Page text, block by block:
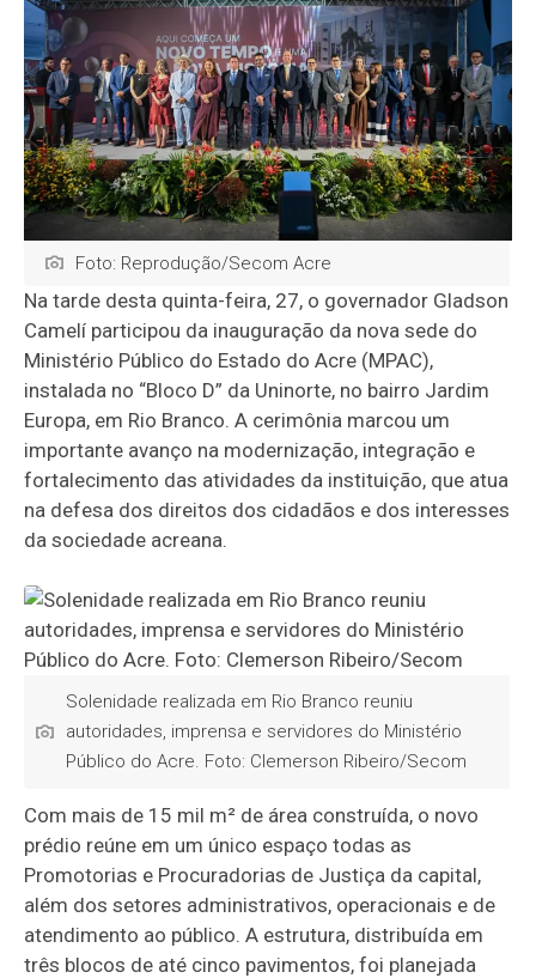
Foto: Reprodução/Secom Acre
Na tarde desta quinta-feira, 27, o governador Gladson
Camelí participou da inauguração da nova sede do
Ministério Público do Estado do Acre (MPAC),
instalada no “Bloco D” da Uninorte, no bairro Jardim
Europa, em Rio Branco. A cerimônia marcou um
importante avanço na modernização, integração e
fortalecimento das atividades da instituição, que atua
na defesa dos direitos dos cidadãos e dos interesses
da sociedade acreana.
Solenidade realizada em Rio Branco reuniu
autoridades, imprensa e servidores do Ministério
Público do Acre. Foto: Clemerson Ribeiro/Secom
Com mais de 15 mil m² de área construída, o novo
prédio reúne em um único espaço todas as
Promotorias e Procuradorias de Justiça da capital,
além dos setores administrativos, operacionais e de
atendimento ao público. A estrutura, distribuída em
três blocos de até cinco pavimentos, foi planejada